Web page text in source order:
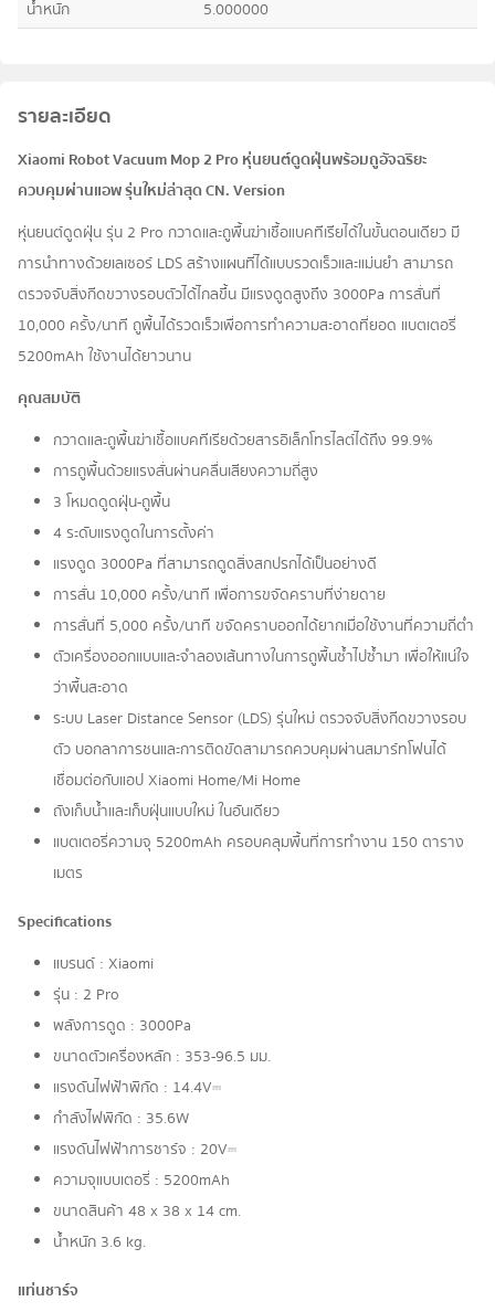
น้ำหนัก
5.000000
รายละเอียด
Xiaomi Robot Vacuum Mop 2 Pro หุ่นยนต์ดูดฝุ่นพร้อมถูอัจฉริยะ
ควบคุมผ่านแอพ รุ่นใหม่ล่าสุด CN. Version
หุ่นยนต์ดูดฝุ่น รุ่น 2 Pro กวาดและถูพื้นฆ่าเชื้อแบคทีเรียได้ในขั้นตอนเดียว มี
การนำทางด้วยเลเซอร์ LDS สร้างแผนที่ได้แบบรวดเร็วและแม่นยำ สามารถ
ตรวจจับสิ่งกีดขวางรอบตัวได้ไกลขึ้น มีแรงดูดสูงถึง 3000Pa การสั่นที่
10,000 ครั้ง/นาที ถูพื้นได้รวดเร็วเพื่อการทำความสะอาดที่ยอด แบตเตอรี่
5200mAh ใช้งานได้ยาวนาน
คุณสมบัติ
กวาดและถูพื้นฆ่าเชื้อแบคทีเรียด้วยสารอิเล็กโทรไลต์ได้ถึง 99.9%
การถูพื้นด้วยแรงสั่นผ่านคลื่นเสียงความถี่สูง
3 โหมดดูดฝุ่น-ถูพื้น
4 ระดับแรงดูดในการตั้งค่า
แรงดูด 3000Pa ที่สามารถดูดสิ่งสกปรกได้เป็นอย่างดี
การสั่น 10,000 ครั้ง/นาที เพื่อการขจัดคราบที่ง่ายดาย
การสั่นที่ 5,000 ครั้ง/นาที ขจัดคราบออกได้ยากเมื่อใช้งานที่ความถี่ต่ำ
ตัวเครื่องออกแบบและจำลองเส้นทางในการถูพื้นซ้ำไปซ้ำมา เพื่อให้แน่ใจ
ว่าพื้นสะอาด
ระบบ Laser Distance Sensor (LDS) รุ่นใหม่ ตรวจจับสิ่งกีดขวางรอบ
ตัว บอกลาการชนและการติดขัดสามารถควบคุมผ่านสมาร์ทโฟนได้
เชื่อมต่อกับแอป Xiaomi Home/Mi Home
ถังเก็บน้ำและเก็บฝุ่นแบบใหม่ ในอันเดียว
แบตเตอรี่ความจุ 5200mAh ครอบคลุมพื้นที่การทำงาน 150 ตาราง
เมตร
Specifications
แบรนด์ : Xiaomi
รุ่น : 2 Pro
พลังการดูด : 3000Pa
ขนาดตัวเครื่องหลัก : 353-96.5 มม.
แรงดันไฟฟ้าพิกัด : 14.4V⎓
กำลังไฟพิกัด : 35.6W
แรงดันไฟฟ้าการชาร์จ : 20V⎓
ความจุแบบเตอรี่ : 5200mAh
ขนาดสินค้า 48 x 38 x 14 cm.
น้ำหนัก 3.6 kg.
แท่นชาร์จ